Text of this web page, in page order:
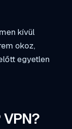
kívül
okoz,
egyetlen